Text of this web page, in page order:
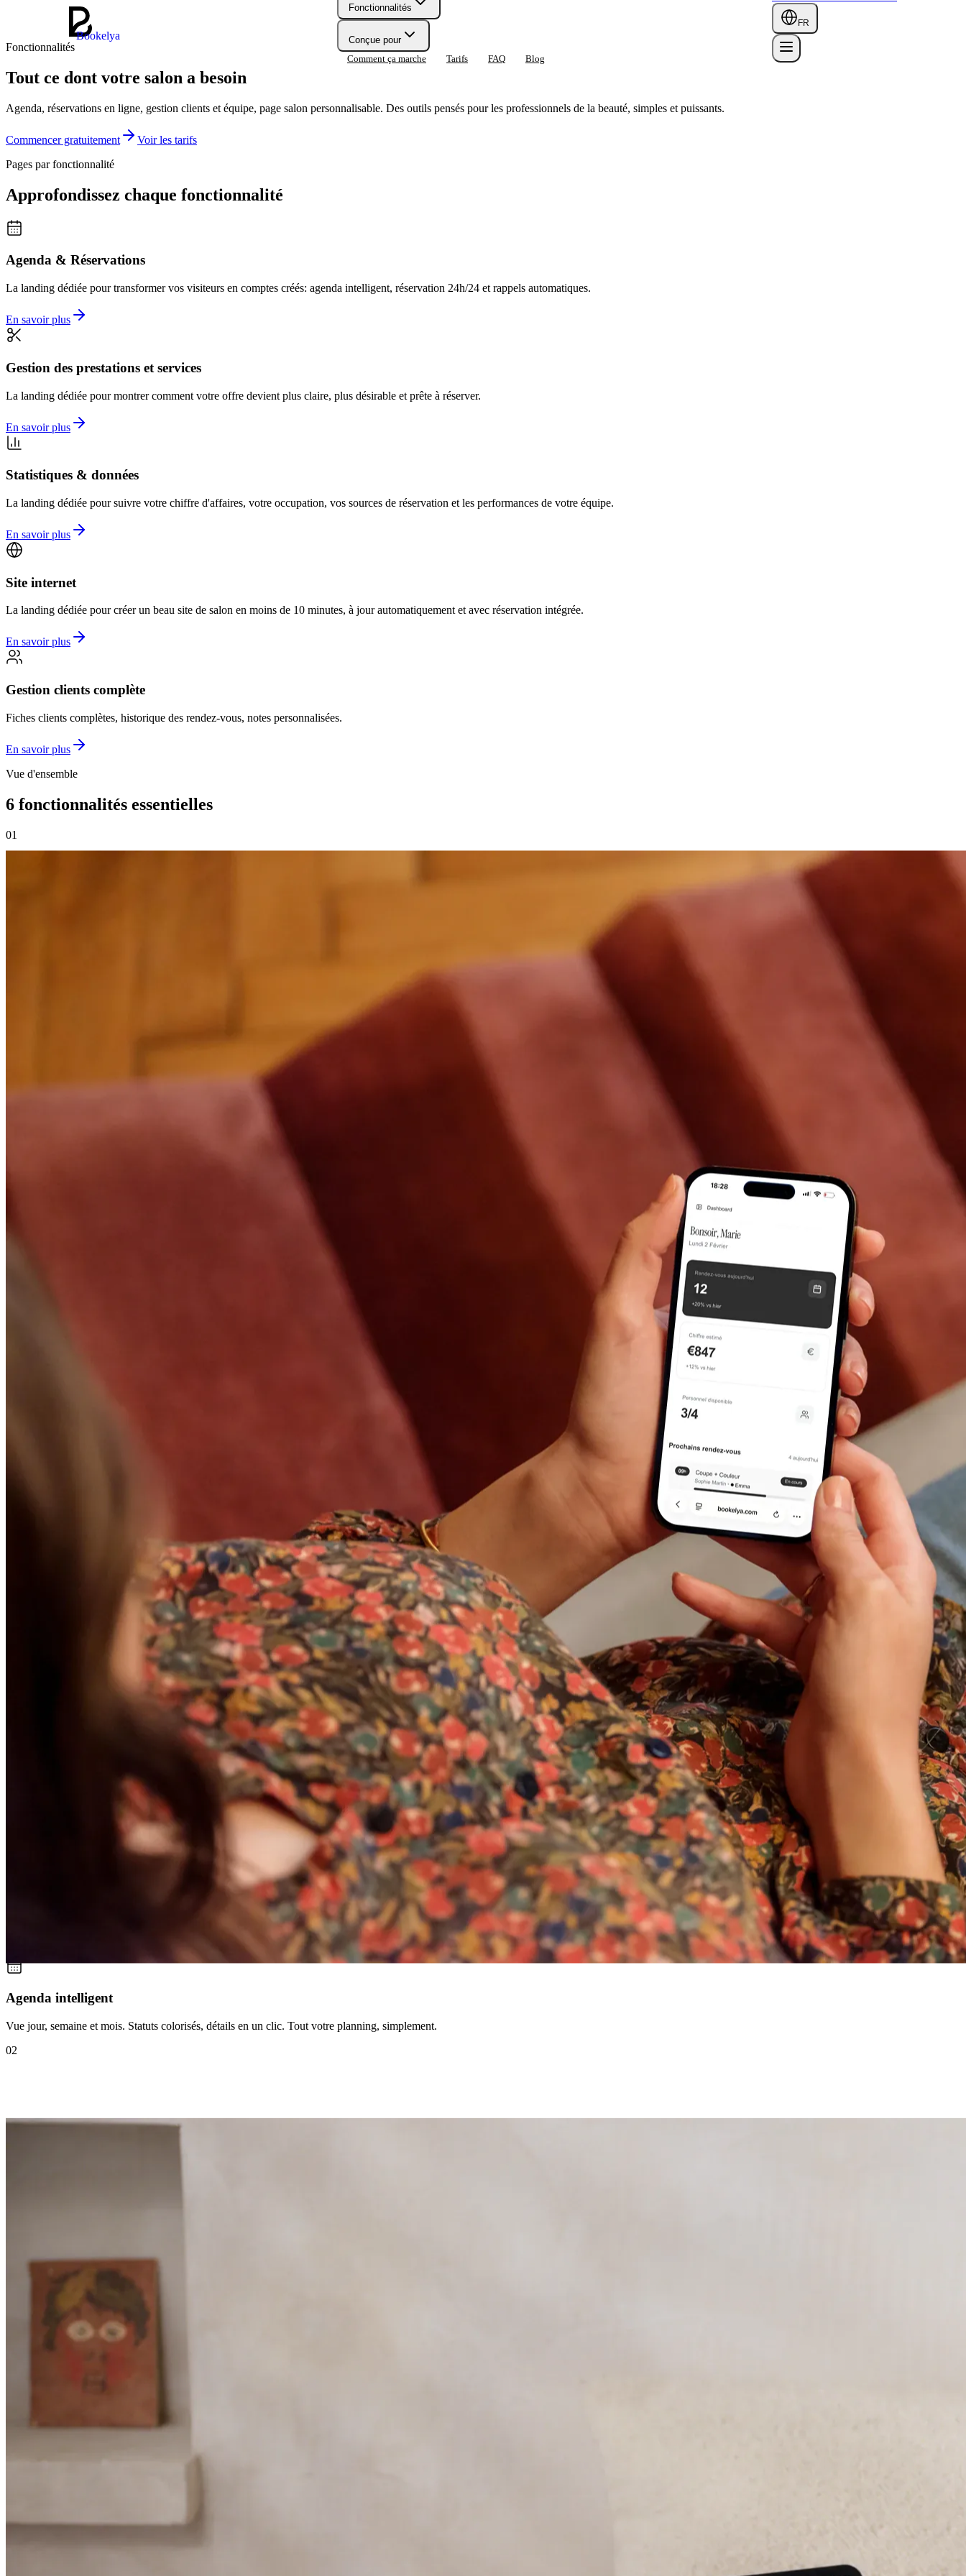
Bookelya
Fonctionnalités
Conçue pour
Comment ça marche
Tarifs FAQ Blog
FR
Fonctionnalités
Tout ce dont votre salon a besoin
Agenda, réservations en ligne, gestion clients et équipe, page salon personnalisable. Des outils pensés pour les professionnels de la beauté, simples et puissants.
Commencer gratuitement
Voir les tarifs
Pages par fonctionnalité
Approfondissez chaque fonctionnalité
Agenda & Réservations
La landing dédiée pour transformer vos visiteurs en comptes créés: agenda intelligent, réservation 24h/24 et rappels automatiques.
En savoir plus
Gestion des prestations et services
La landing dédiée pour montrer comment votre offre devient plus claire, plus désirable et prête à réserver.
En savoir plus
Statistiques & données
La landing dédiée pour suivre votre chiffre d'affaires, votre occupation, vos sources de réservation et les performances de votre équipe.
En savoir plus
Site internet
La landing dédiée pour créer un beau site de salon en moins de 10 minutes, à jour automatiquement et avec réservation intégrée.
En savoir plus
Gestion clients complète
Fiches clients complètes, historique des rendez-vous, notes personnalisées.
En savoir plus
Vue d'ensemble
6 fonctionnalités essentielles
01
Agenda intelligent
Vue jour, semaine et mois. Statuts colorisés, détails en un clic. Tout votre planning, simplement.
02